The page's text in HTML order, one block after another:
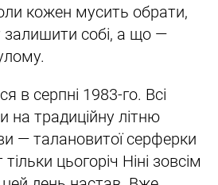
кожен мусить обрати,
залишити собі, а що —
в серпні 1983-го. Всі
на традиційну літню
— талановитої серферки
цьогоріч Ніні зовсім